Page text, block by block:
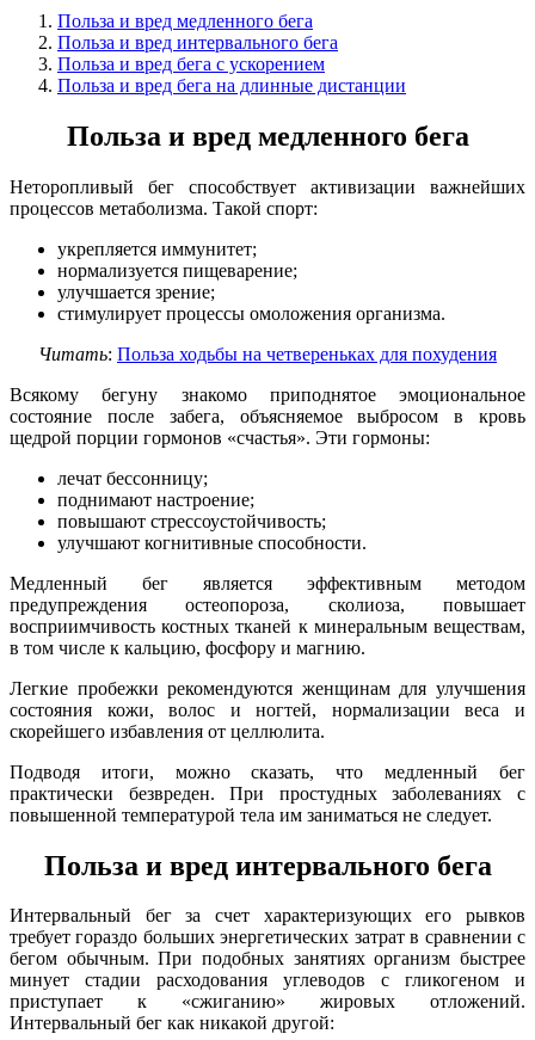
Польза и вред медленного бега
Польза и вред интервального бега
Польза и вред бега с ускорением
Польза и вред бега на длинные дистанции
Польза и вред медленного бега
Неторопливый бег способствует активизации важнейших
процессов метаболизма. Такой спорт:
укрепляется иммунитет;
нормализуется пищеварение;
улучшается зрение;
стимулирует процессы омоложения организма.
Читать: Польза ходьбы на четвереньках для похудения
Всякому бегуну знакомо приподнятое эмоциональное
состояние после забега, объясняемое выбросом в кровь
щедрой порции гормонов «счастья». Эти гормоны:
лечат бессонницу;
поднимают настроение;
повышают стрессоустойчивость;
улучшают когнитивные способности.
Медленный бег является эффективным методом
предупреждения остеопороза, сколиоза, повышает
восприимчивость костных тканей к минеральным веществам,
в том числе к кальцию, фосфору и магнию.
Легкие пробежки рекомендуются женщинам для улучшения
состояния кожи, волос и ногтей, нормализации веса и
скорейшего избавления от целлюлита.
Подводя итоги, можно сказать, что медленный бег
практически безвреден. При простудных заболеваниях с
повышенной температурой тела им заниматься не следует.
Польза и вред интервального бега
Интервальный бег за счет характеризующих его рывков
требует гораздо больших энергетических затрат в сравнении с
бегом обычным. При подобных занятиях организм быстрее
минует стадии расходования углеводов с гликогеном и
приступает к «сжиганию» жировых отложений.
Интервальный бег как никакой другой: